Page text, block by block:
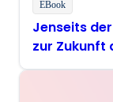
EBook
Jenseits
zur Zukunft